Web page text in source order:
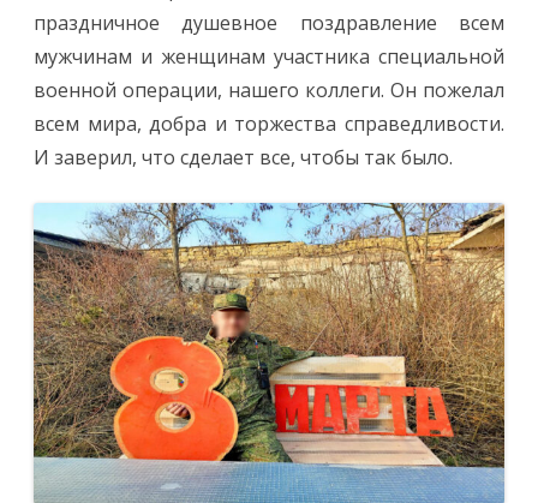
праздничное душевное поздравление всем
мужчинам и женщинам участника специальной
военной операции, нашего коллеги. Он пожелал
всем мира, добра и торжества справедливости.
И заверил, что сделает все, чтобы так было.